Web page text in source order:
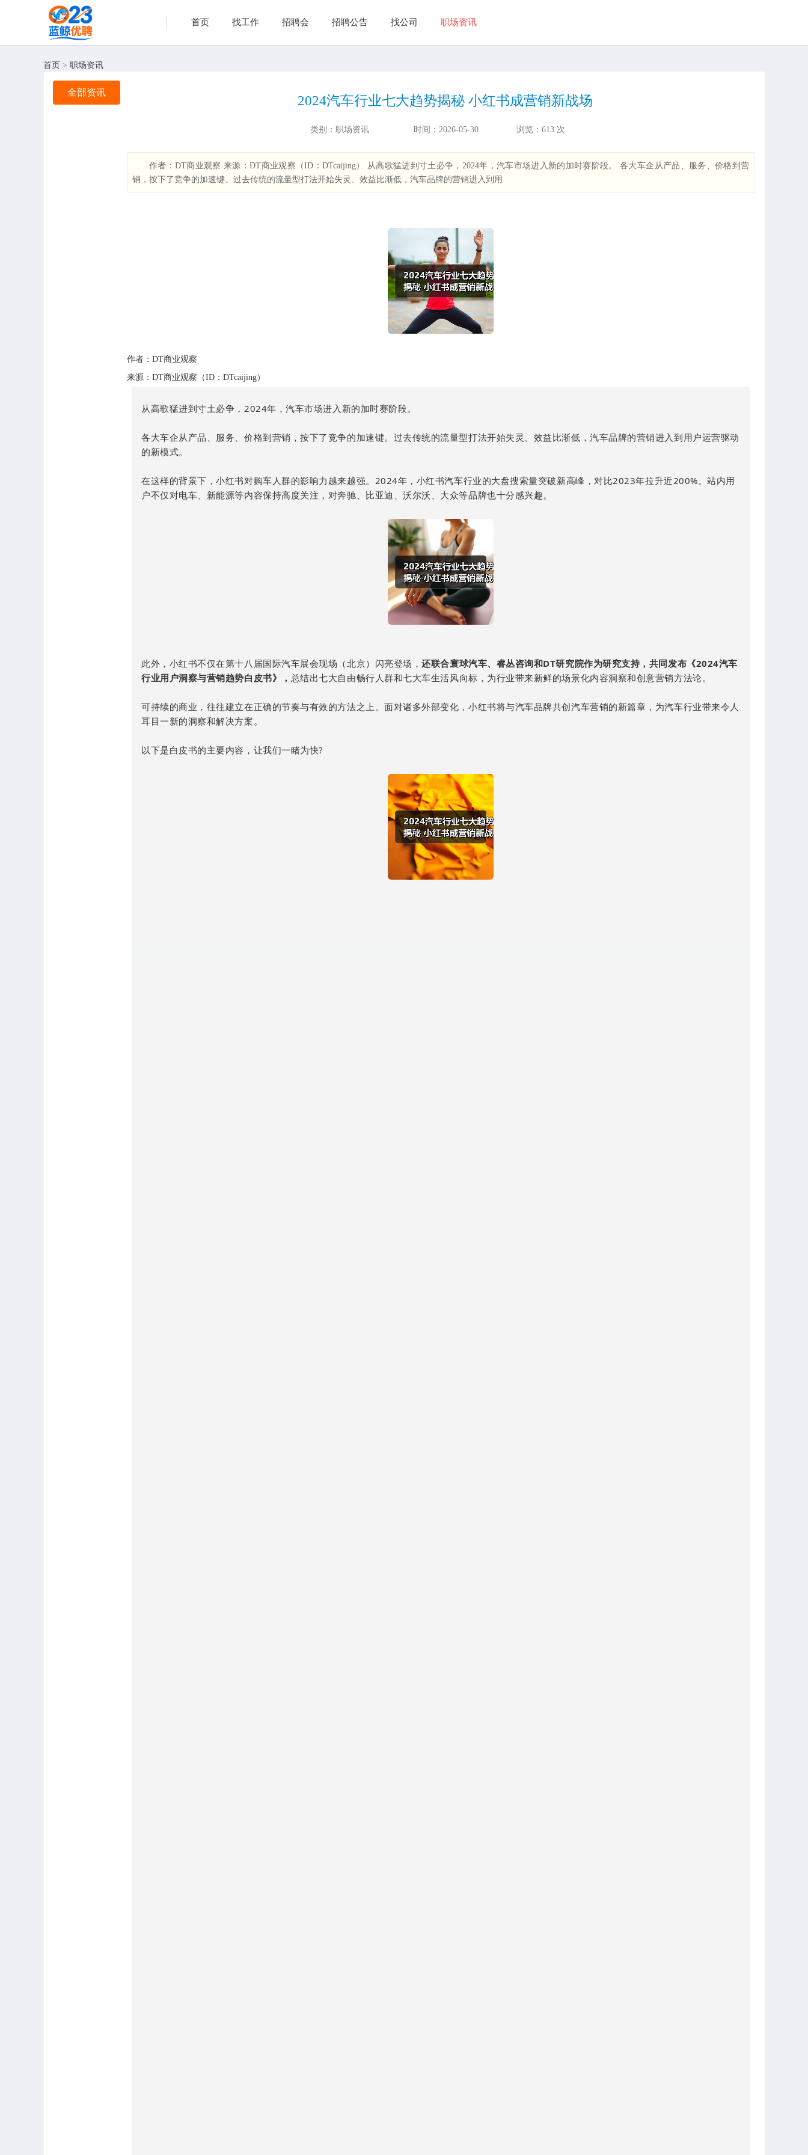
首页 找工作 招聘会 招聘公告 找公司 职场资讯
首页 > 职场资讯
全部资讯
2024汽车行业七大趋势揭秘 小红书成营销新战场
类别：职场资讯 时间： 2026-05-30 浏览：613 次
作者：DT商业观察 来源：DT商业观察（ID：DTcaijing） 从高歌猛进到寸土必争，2024年，汽车市场进入新的加时赛阶段。 各大车企从产品、服务、价格到营
销，按下了竞争的加速键。过去传统的流量型打法开始失灵、效益比渐低，汽车品牌的营销进入到用
作者：DT商业观察
来源：DT商业观察（ID：DTcaijing）
从高歌猛进到寸土必争，2024年，汽车市场进入新的加时赛阶段。
各大车企从产品、服务、价格到营销，按下了竞争的加速键。过去传统的流量型打法开始失灵、效益比渐低，汽车品牌的营销进入到用户运营驱动
的新模式。
在这样的背景下，小红书对购车人群的影响力越来越强。2024年，小红书汽车行业的大盘搜索量突破新高峰，对比2023年拉升近200%。站内用
户不仅对电车、新能源等内容保持高度关注，对奔驰、比亚迪、沃尔沃、大众等品牌也十分感兴趣。
此外，小红书不仅在第十八届国际汽车展会现场（北京）闪亮登场，还联合寰球汽车、睿丛咨询和DT研究院作为研究支持，共同发布《2024汽车
行业用户洞察与营销趋势白皮书》， 总结出七大自由畅行人群和七大车生活风向标，为行业带来新鲜的场景化内容洞察和创意营销方法论。
可持续的商业，往往建立在正确的节奏与有效的方法之上。面对诸多外部变化，小红书将与汽车品牌共创汽车营销的新篇章，为汽车行业带来令人
耳目一新的洞察和解决方案。
以下是白皮书的主要内容，让我们一睹为快?